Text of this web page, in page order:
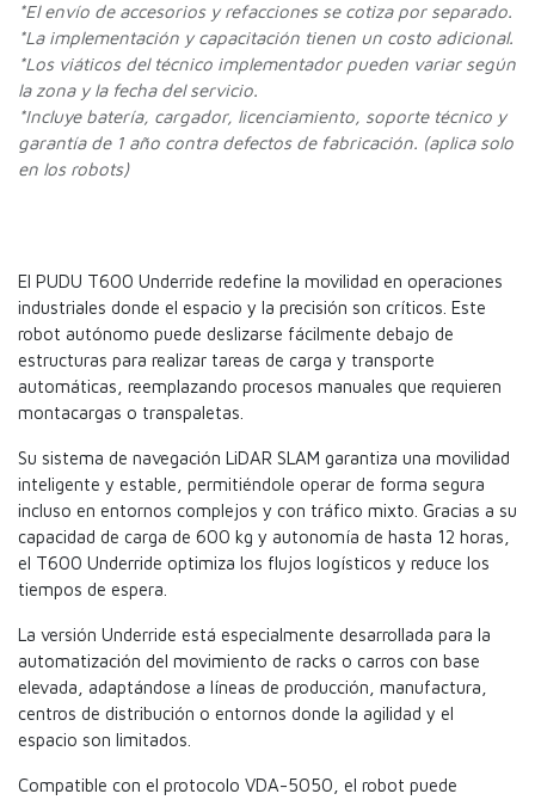
*El envío de accesorios y refacciones se cotiza por separado.
*La implementación y capacitación tienen un costo adicional.
*Los viáticos del técnico implementador pueden variar según
la zona y la fecha del servicio.
*Incluye batería, cargador, licenciamiento, soporte técnico y
garantía de 1 año contra defectos de fabricación. (aplica solo
en los robots)
El PUDU T600 Underride redefine la movilidad en operaciones
industriales donde el espacio y la precisión son críticos. Este
robot autónomo puede deslizarse fácilmente debajo de
estructuras para realizar tareas de carga y transporte
automáticas, reemplazando procesos manuales que requieren
montacargas o transpaletas.
Su sistema de navegación LiDAR SLAM garantiza una movilidad
inteligente y estable, permitiéndole operar de forma segura
incluso en entornos complejos y con tráfico mixto. Gracias a su
capacidad de carga de 600 kg y autonomía de hasta 12 horas,
el T600 Underride optimiza los flujos logísticos y reduce los
tiempos de espera.
La versión Underride está especialmente desarrollada para la
automatización del movimiento de racks o carros con base
elevada, adaptándose a líneas de producción, manufactura,
centros de distribución o entornos donde la agilidad y el
espacio son limitados.
Compatible con el protocolo VDA-5050, el robot puede